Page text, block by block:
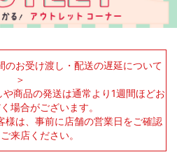
のお受け渡し・配送の遅延について
＞
商品の発送は通常より1週間ほどお
場合がございます。
様は、事前に店舗の営業日をご確認
来店ください。